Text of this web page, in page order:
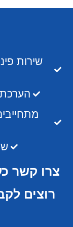
שירות
הערכת
צרו קשר כעת
רוצים